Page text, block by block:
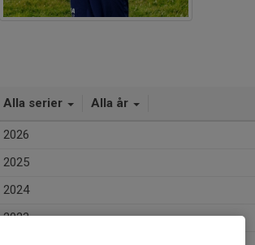
Alla serier Alla år
2026
2025
2024
2023